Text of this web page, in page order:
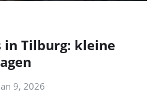
in Tilburg: kleine
9, 2026